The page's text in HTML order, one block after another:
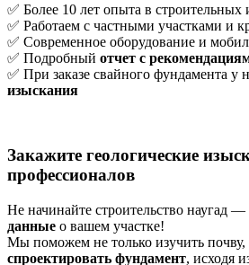
✅ Более 10 лет опыта в строительных
✅ Работаем с частными участками и
✅ Современное оборудование и
✅ Подробный отчет с
✅ При заказе свайного фундамента у
изыскания
Закажите геологические
профессионалов
Не начинайте строительство наугад —
данные о вашем участке!
Мы поможем не только изучить почву,
спроектировать фундамент, исходя